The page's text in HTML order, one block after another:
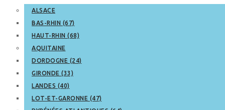
ALSACE
BAS-RHIN (67)
HAUT-RHIN (68)
AQUITAINE
DORDOGNE (24)
GIRONDE (33)
LANDES (40)
LOT-ET-GARONNE (47)